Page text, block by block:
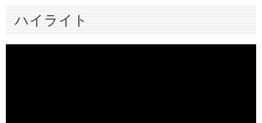
ハイライト